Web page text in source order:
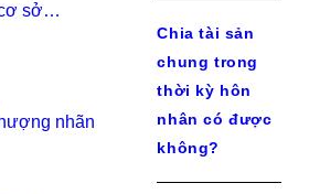
sở…
nhãn
Chia tài sản
chung trong
thời kỳ hôn
nhân có được
không?